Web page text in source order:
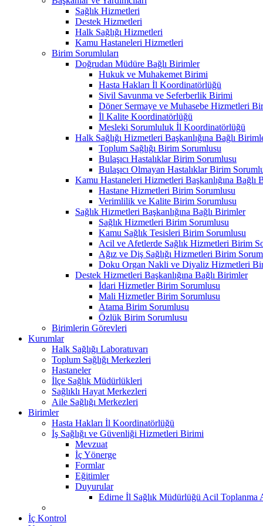
Sağlık Hizmetleri
Destek Hizmetleri
Halk Sağlığı Hizmetleri
Kamu Hastaneleri Hizmetleri
Birim Sorumluları
Doğrudan Müdüre Bağlı Birimler
Hukuk ve Muhakemet Birimi
Hasta Hakları İl Koordinatörlüğü
Sivil Savunma ve Seferberlik Birimi
Döner Sermaye ve Muhasebe Hizmetleri
İl Kalite Koordinatörlüğü
Mesleki Sorumluluk İl Koordinatörlüğü
Halk Sağlığı Hizmetleri Başkanlığına Bağlı
Toplum Sağlığı Birim Sorumlusu
Bulaşıcı Hastalıklar Birim Sorumlusu
Bulaşıcı Olmayan Hastalıklar Birim
Kamu Hastaneleri Hizmetleri Başkanlığına Bağlı
Hastane Hizmetleri Birim Sorumlusu
Verimlilik ve Kalite Birim Sorumlusu
Sağlık Hizmetleri Başkanlığına Bağlı Birimler
Sağlık Hizmetleri Birim Sorumlusu
Kamu Sağlık Tesisleri Birim Sorumlusu
Acil ve Afetlerde Sağlık Hizmetleri Birim
Ağız ve Diş Sağlığı Hizmetleri Birim
Doku Organ Nakli ve Diyaliz Hizmetleri
Destek Hizmetleri Başkanlığına Bağlı Birimler
İdari Hizmetler Birim Sorumlusu
Mali Hizmetler Birim Sorumlusu
Atama Birim Sorumlusu
Özlük Birim Sorumlusu
Birimlerin Görevleri
Kurumlar
Halk Sağlığı Laboratuvarı
Toplum Sağlığı Merkezleri
Hastaneler
İlçe Sağlık Müdürlükleri
Sağlıklı Hayat Merkezleri
Aile Sağlığı Merkezleri
Birimler
Hasta Hakları İl Koordinatörlüğü
İş Sağlığı ve Güvenliği Hizmetleri Birimi
Mevzuat
İç Yönerge
Formlar
Eğitimler
Duyurular
Edirne İl Sağlık Müdürlüğü Acil Toplanma
İç Kontrol